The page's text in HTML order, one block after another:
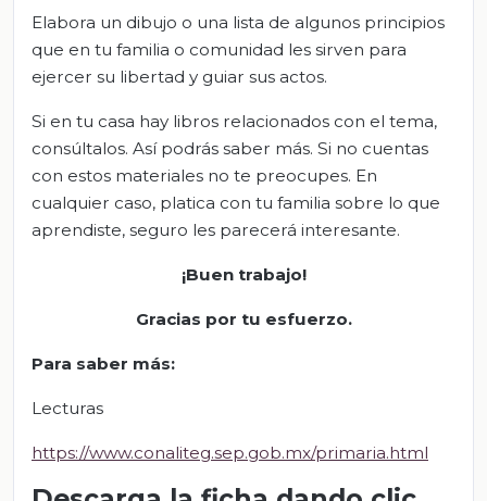
Elabora un dibujo o una lista de algunos principios
que en tu familia o comunidad les sirven para
ejercer su libertad y guiar sus actos.
Si en tu casa hay libros relacionados con el tema,
consúltalos. Así podrás saber más. Si no cuentas
con estos materiales no te preocupes. En
cualquier caso, platica con tu familia sobre lo que
aprendiste, seguro les parecerá interesante.
¡Buen trabajo!
Gracias por tu esfuerzo.
Para saber más:
Lecturas
https://www.conaliteg.sep.gob.mx/primaria.html